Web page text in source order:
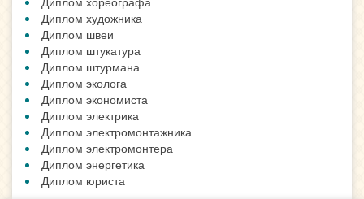
Диплом художника
Диплом швеи
Диплом штукатура
Диплом штурмана
Диплом эколога
Диплом экономиста
Диплом электрика
Диплом электромонтажника
Диплом электромонтера
Диплом энергетика
Диплом юриста